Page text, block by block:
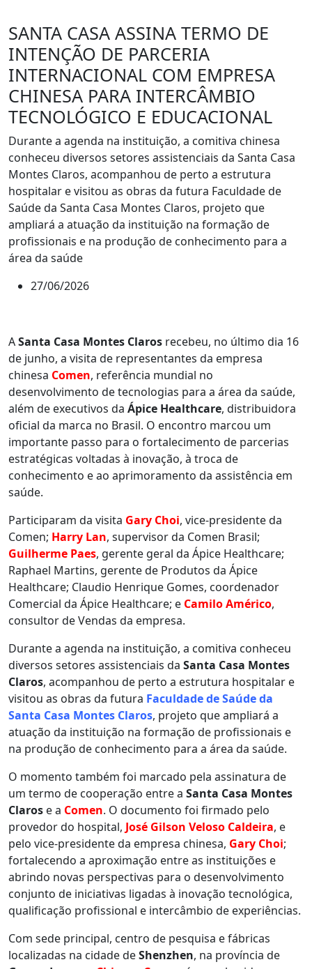
SANTA CASA ASSINA TERMO DE
INTENÇÃO DE PARCERIA
INTERNACIONAL COM EMPRESA
CHINESA PARA INTERCÂMBIO
TECNOLÓGICO E EDUCACIONAL
Durante a agenda na instituição, a comitiva chinesa
conheceu diversos setores assistenciais da Santa Casa
Montes Claros, acompanhou de perto a estrutura
hospitalar e visitou as obras da futura Faculdade de
Saúde da Santa Casa Montes Claros, projeto que
ampliará a atuação da instituição na formação de
profissionais e na produção de conhecimento para a
área da saúde
27/06/2026
ASanta Casa Montes Claros recebeu, no último dia 16
de junho, a visita de representantes da empresa
chinesa Comen, referência mundial no
desenvolvimento de tecnologias para a área da saúde,
além de executivos da Ápice Healthcare, distribuidora
oficial da marca no Brasil. O encontro marcou um
importante passo para o fortalecimento de parcerias
estratégicas voltadas à inovação, à troca de
conhecimento e ao aprimoramento da assistência em
saúde.
Participaram da visita Gary Choi, vice-presidente da
Comen; Harry Lan, supervisor da Comen Brasil;
Guilherme Paes, gerente geral da Ápice Healthcare;
Raphael Martins, gerente de Produtos da Ápice
Healthcare; Claudio Henrique Gomes, coordenador
Comercial da Ápice Healthcare; e Camilo Américo,
consultor de Vendas da empresa.
Durante a agenda na instituição, a comitiva conheceu
diversos setores assistenciais da Santa Casa Montes
Claros, acompanhou de perto a estrutura hospitalar e
visitou as obras da futura Faculdade de Saúde da
Santa Casa Montes Claros, projeto que ampliará a
atuação da instituição na formação de profissionais e
na produção de conhecimento para a área da saúde.
O momento também foi marcado pela assinatura de
um termo de cooperação entre a Santa Casa Montes
Claros e a Comen. O documento foi firmado pelo
provedor do hospital, José Gilson Veloso Caldeira, e
pelo vice-presidente da empresa chinesa, Gary Choi;
fortalecendo a aproximação entre as instituições e
abrindo novas perspectivas para o desenvolvimento
conjunto de iniciativas ligadas à inovação tecnológica,
qualificação profissional e intercâmbio de experiências.
Com sede principal, centro de pesquisa e fábricas
localizadas na cidade deShenzhen, na província de